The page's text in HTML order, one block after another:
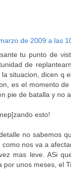
de 2009 a las
tu punto de
de
situacion, dicen q
es el momento
pie de batalla y no a
esto!
no sabemos
como nos va a
mas leve. ASi
por unos meses, el